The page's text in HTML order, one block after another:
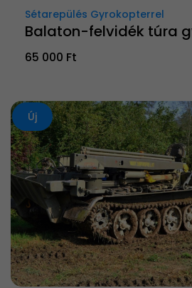
Sétarepülés Gyrokopterrel
Balaton-felvidék túra
65 000 Ft
Új